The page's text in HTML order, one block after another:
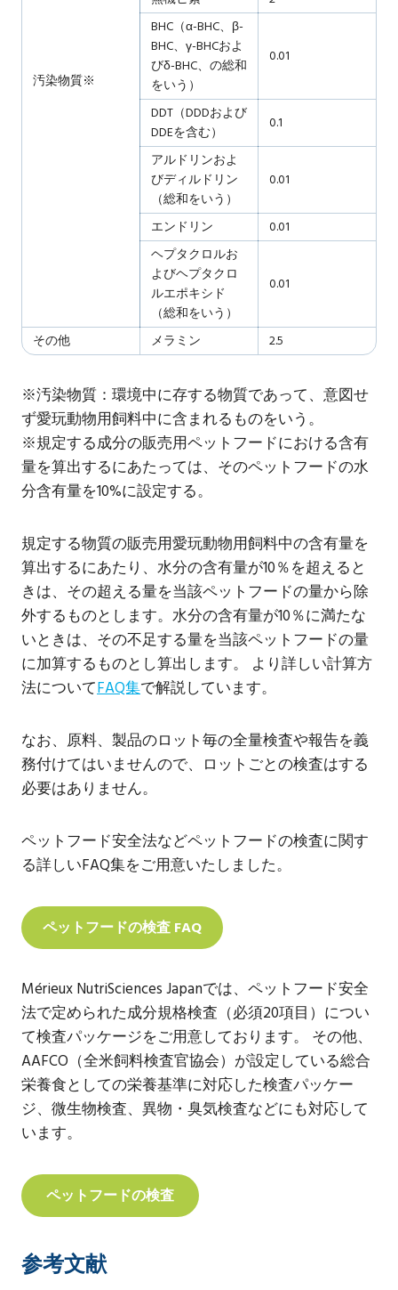
汚染物質※
BHC（α-BHC、β-
BHC、γ-BHCおよ
びδ-BHC、の総和
をいう）
0.01
DDT（DDDおよび
DDEを含む）
0.1
アルドリンおよ
びディルドリン
（総和をいう）
0.01
エンドリン
0.01
ヘプタクロルお
よびヘプタクロ
ルエポキシド
（総和をいう）
0.01
その他 メラミン 2.5
※汚染物質：環境中に存する物質であって、意図せ
ず愛玩動物用飼料中に含まれるものをいう。
※規定する成分の販売用ペットフードにおける含有
量を算出するにあたっては、そのペットフードの水
分含有量を10%に設定する。
規定する物質の販売用愛玩動物用飼料中の含有量を
算出するにあたり、水分の含有量が10％を超えると
きは、その超える量を当該ペットフードの量から除
外するものとします。水分の含有量が10％に満たな
いときは、その不足する量を当該ペットフードの量
に加算するものとし算出します。 より詳しい計算方
法についてFAQ集で解説しています。
なお、原料、製品のロット毎の全量検査や報告を義
務付けてはいませんので、ロットごとの検査はする
必要はありません。
ペットフード安全法などペットフードの検査に関す
る詳しいFAQ集をご用意いたしました。
ペットフードの検査 FAQ
Mérieux NutriSciences Japanでは、ペットフード安全
法で定められた成分規格検査（必須20項目）につい
て検査パッケージをご用意しております。 その他、
AAFCO（全米飼料検査官協会）が設定している総合
栄養食としての栄養基準に対応した検査パッケー
ジ、微生物検査、異物・臭気検査などにも対応して
います。
ペットフードの検査
参考文献